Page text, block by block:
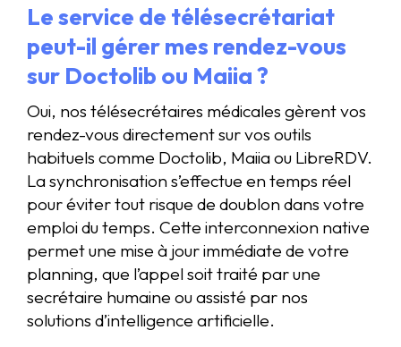
Le service de télésecrétariat
peut-il gérer mes rendez-vous
sur Doctolib ou Maiia ?
Oui, nos télésecrétaires médicales gèrent vos
rendez-vous directement sur vos outils
habituels comme Doctolib, Maiia ou LibreRDV.
La synchronisation s’effectue en temps réel
pour éviter tout risque de doublon dans votre
emploi du temps. Cette interconnexion native
permet une mise à jour immédiate de votre
planning, que l’appel soit traité par une
secrétaire humaine ou assisté par nos
solutions d’intelligence artificielle.